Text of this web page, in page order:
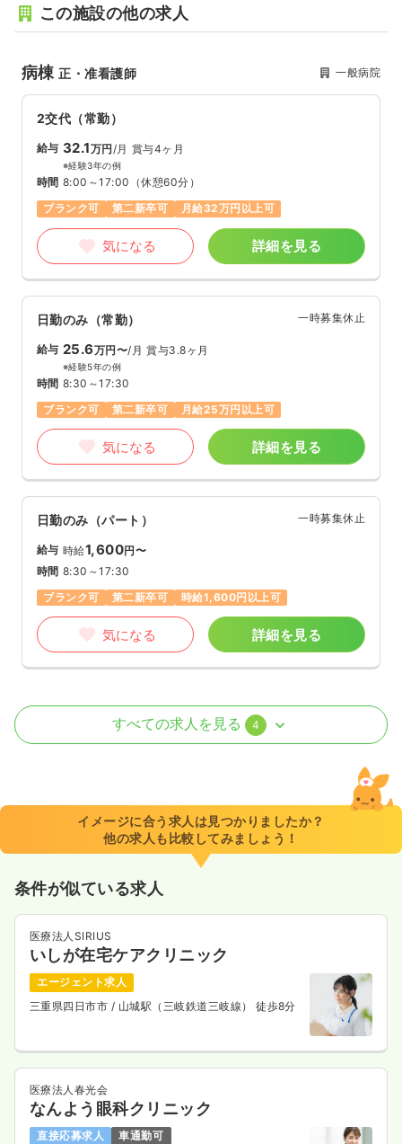
この施設の他の求人
病棟正・准看護師 一般病院
2交代（常勤）
給与 32.1万円/月 賞与4ヶ月
※経験3年の例
時間 8:00～17:00 （休憩60分）
ブランク可
第二新卒可 月給32万円以上可
気になる 詳細を見る
日勤のみ（常勤） 一時募集休止
給与 25.6万円〜/月 賞与3.8ヶ月
※経験5年の例
時間 8:30～17:30
ブランク可
第二新卒可 月給25万円以上可
気になる 詳細を見る
日勤のみ（パート） 一時募集休止
給与 時給1,600円〜
時間 8:30～17:30
ブランク可
第二新卒可 時給1,600円以上可
気になる 詳細を見る
外来
8:30～17:30（休憩60分）
年間休日122日
ブランク可
第二新卒可
2交代（常勤） 一時募集休止
給与 26.4万円 /月 賞与4ヶ月
年間休日122日
ブランク可
第二新卒可
月給26万円以上可
気になる
すべての求人を見る 4
イメージに合う求人は見つかりましたか？
他の求人も比較してみましょう！
条件が似ている求人
医療法人SIRIUS
いしが在宅ケアクリニック
エージェント求人
三重県四日市市 / 山城駅（三岐鉄道三岐線） 徒歩8分
医療法人春光会
なんよう眼科クリニック
直接応募求人
車通勤可